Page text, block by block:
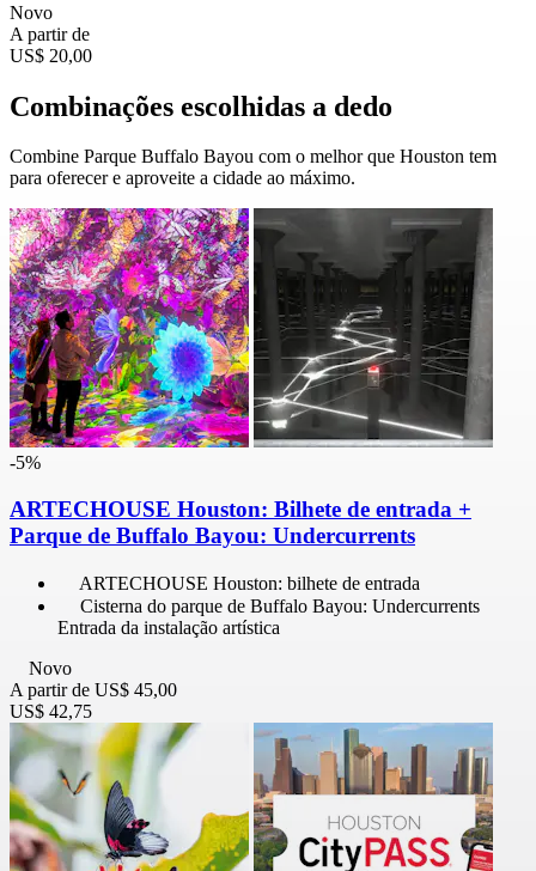
Novo
A partir de
US$ 20,00
Combinações escolhidas a dedo
Combine Parque Buffalo Bayou com o melhor que Houston tem
para oferecer e aproveite a cidade ao máximo.
-5%
ARTECHOUSE Houston: Bilhete de entrada +
Parque de Buffalo Bayou: Undercurrents
ARTECHOUSE Houston: bilhete de entrada
Cisterna do parque de Buffalo Bayou: Undercurrents
Entrada da instalação artística
Novo
A partir de US$ 45,00
US$ 42,75